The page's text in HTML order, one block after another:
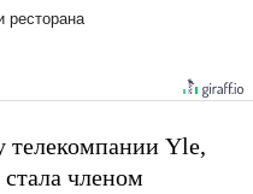
телекомпании Yle,
членом